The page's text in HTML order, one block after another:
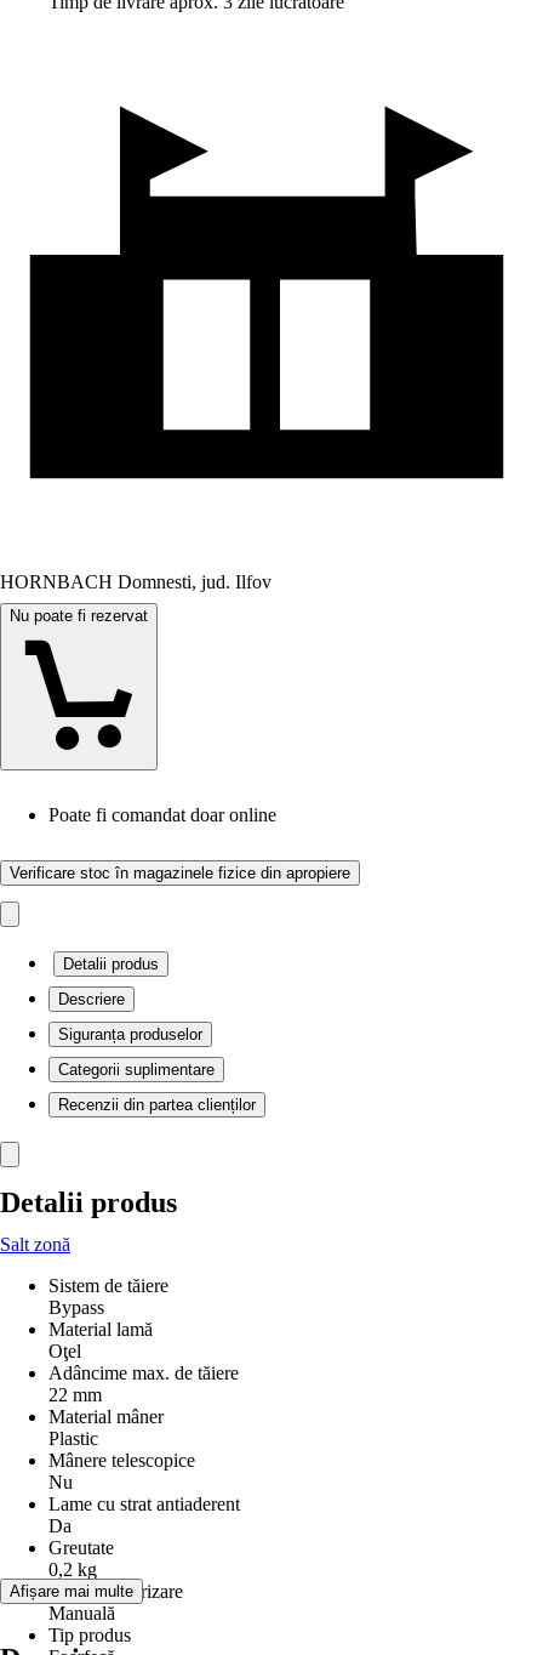
HORNBACH Domnesti, jud. Ilfov
Nu poate fi rezervat
Poate fi comandat doar online
Verificare stoc în magazinele fizice din apropiere
Detalii produs
Descriere
Siguranța produselor
Categorii suplimentare
Recenzii din partea clienților
Detalii produs
Salt zonă
Sistem de tăiere
Bypass
Material lamă
Oţel
Adâncime max. de tăiere
22 mm
Material mâner
Plastic
Mânere telescopice
Nu
Lame cu strat antiaderent
Da
Greutate
0,2 kg
Tip de motorizare
Manuală
Tip produs
Afișare mai multe